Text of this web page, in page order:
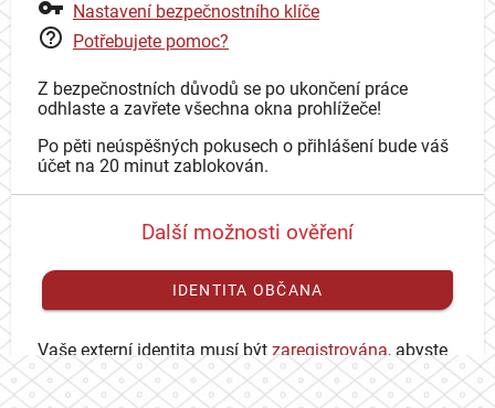
Nastavení bezpečnostního klíče
Potřebujete pomoc?
Z bezpečnostních důvodů se po ukončení práce
odhlaste a zavřete všechna okna prohlížeče!
Po pěti neúspěšných pokusech o přihlášení bude váš
účet na 20 minut zablokován.
Další možnosti ověření
IDENTITA OBČANA
Vaše externí identita musí být zaregistrována, abyste
se mohli přihlásit ke svému CAS účtu.